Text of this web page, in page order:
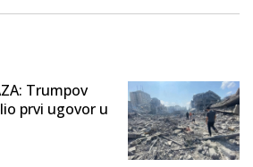
Trumpov
prvi ugovor u